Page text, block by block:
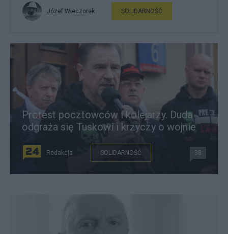
Józef Wieczorek SOLIDARNOŚĆ
Protest pocztowców i kolejarzy. Duda
odgraża się Tuskowi i krzyczy o wojnie
Redakcja SOLIDARNOŚĆ 38